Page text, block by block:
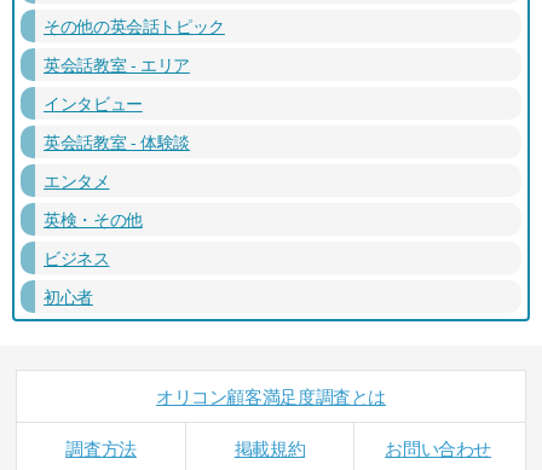
その他の英会話トピック
英会話教室 - エリア
インタビュー
英会話教室 - 体験談
エンタメ
英検・その他
ビジネス
初心者
オリコン顧客満足度調査とは
調査方法 掲載規約 お問い合わせ